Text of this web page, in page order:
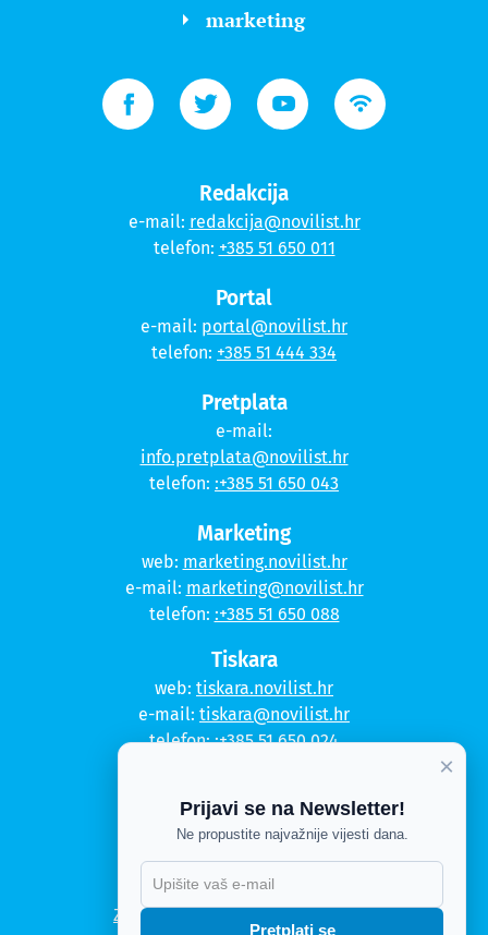
marketing
Redakcija
e-mail: redakcija@novilist.hr
telefon: +385 51 650 011
Portal
e-mail: portal@novilist.hr
telefon: +385 51 444 334
Pretplata
e-mail:
info.pretplata@novilist.hr
telefon: :+385 51 650 043
Marketing
web: marketing.novilist.hr
e-mail: marketing@novilist.hr
telefon: :+385 51 650 088
Tiskara
web: tiskara.novilist.hr
e-mail: tiskara@novilist.hr
telefon::+385 51 650 024
Kontakt
Politika privatnosti
Politika kolačića
Zahtjev za pristup informacijama
×
Prijavi se na Newsletter!
Ne propustite najvažnije vijesti dana.
Pretplati se